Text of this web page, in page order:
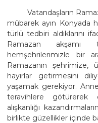
Vatandaşların
mübarek ayın
türlü tedbiri aldıklarını
Ramazan akşamı
hemşehrilerimizle bir
Ramazanın
hayırlar getirmesini
yaşamak gerekiyor.
teravihlere götürerek
alışkanlığı
birlikte güzellikler içinde